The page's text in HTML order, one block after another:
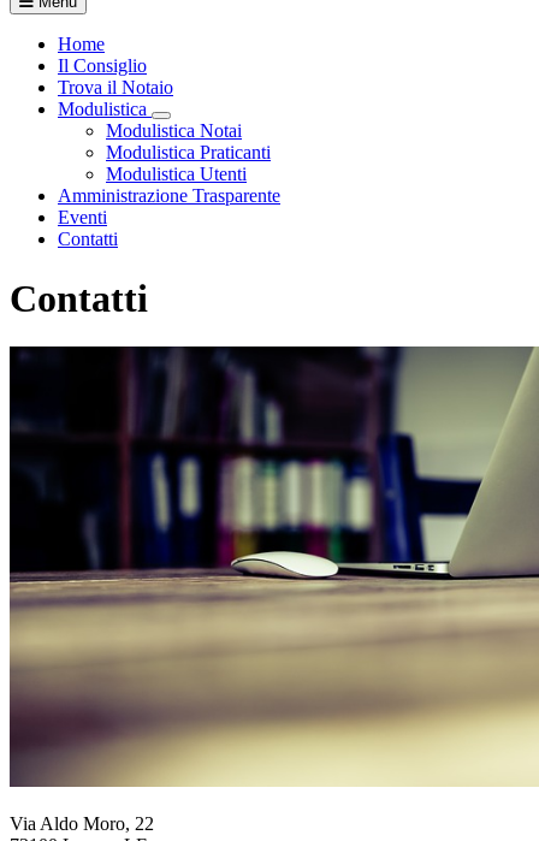
Home
Il Consiglio
Trova il Notaio
Modulistica
Visualizza menù di secondo livello
Modulistica Notai
Modulistica Praticanti
Modulistica Utenti
Amministrazione Trasparente
Eventi
Contatti
Contatti
Via Aldo Moro, 22